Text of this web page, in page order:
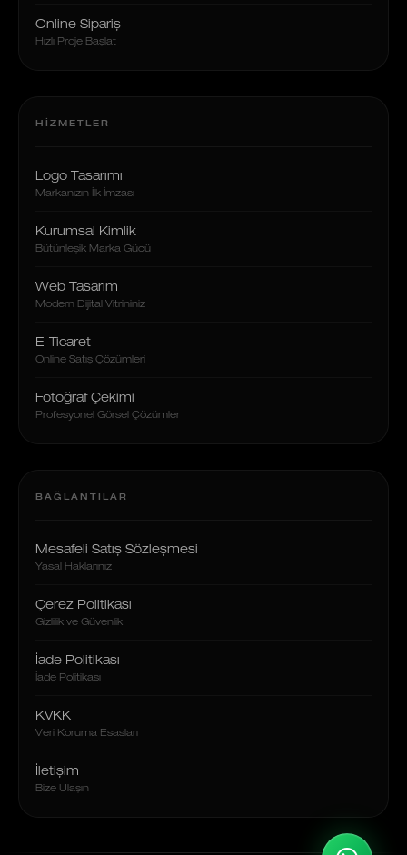
Online Sipariş
Hızlı Proje Başlat
HIZMETLER
Logo Tasarımı
Markanızın İlk İmzası
Kurumsal Kimlik
Bütünleşik Marka Gücü
Web Tasarım
Modern Dijital Vitrininiz
E-Ticaret
Online Satış Çözümleri
Fotoğraf Çekimi
Profesyonel Görsel Çözümler
BAĞLANTILAR
Mesafeli Satış Sözleşmesi
Yasal Haklarınız
Çerez Politikası
Gizlilik ve Güvenlik
İade Politikası
İade Politikası
KVKK
Veri Koruma Esasları
İletişim
Bize Ulaşın